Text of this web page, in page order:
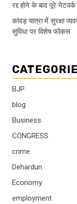
रद्द होने के बाद पूरे
कांवड़ यात्रा में सुरक्षा
सुविधा पर विशेष फोकस
BJP
blog
Business
CONGRESS
crime
Dehardun
Economy
employment